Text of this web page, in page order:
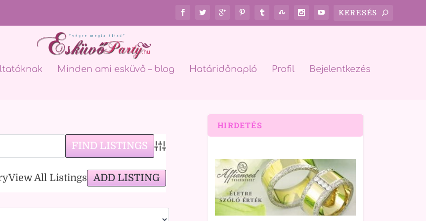
Minden ami esküvő – blog Határidőnapló Profil Bejelentkezés
Advanced Search
View All Listings ADD LISTING
HIRDETÉS